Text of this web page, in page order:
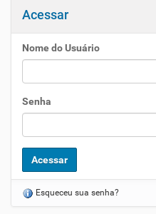
Acessar
Nome do Usuário
Senha
Esqueceu sua senha?